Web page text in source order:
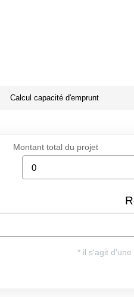
Calcul capacité d'emprunt